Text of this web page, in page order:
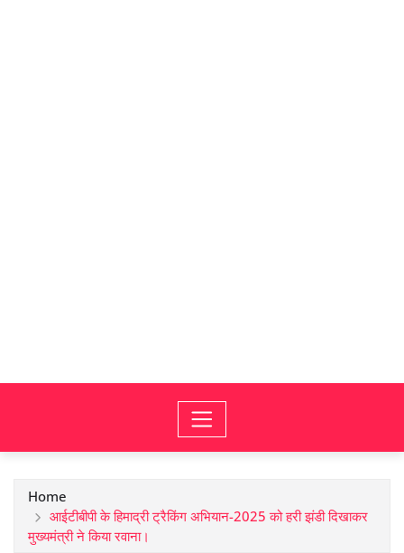
Home
आईटीबीपी के हिमाद्री ट्रैकिंग अभियान-2025 को हरी झंडी दिखाकर
मुख्यमंत्री ने किया रवाना।